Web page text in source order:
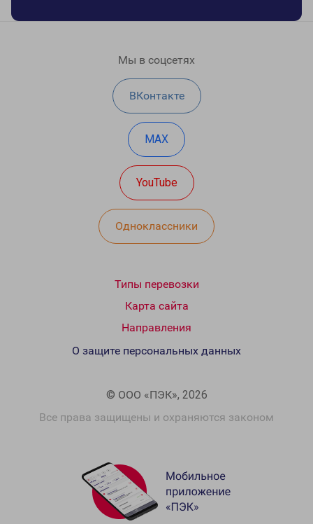
Мы в соцсетях
ВКонтакте
MAX
YouTube
Одноклассники
Типы перевозки
Карта сайта
Направления
© ООО «ПЭК», 2026
Все права защищены и охраняются законом
О защите персональных данных